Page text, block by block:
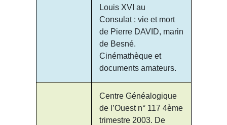
Louis XVI au
Consulat : vie et mort
de Pierre DAVID, marin
de Besné.
Cinémathèque et
documents amateurs.
Centre Généalogique
de l’Ouest n° 117 4ème
trimestre 2003. De